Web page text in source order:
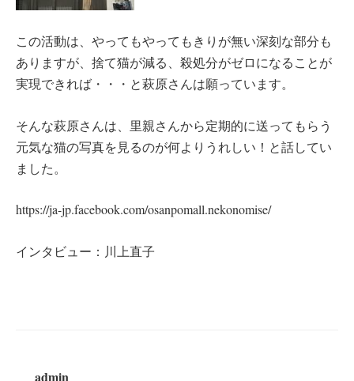
この活動は、やってもやってもきりが無い深刻な部分も
ありますが、捨て猫が減る、殺処分がゼロになることが
実現できれば・・・と萩原さんは願っています。
そんな萩原さんは、里親さんから定期的に送ってもらう
元気な猫の写真を見るのが何よりうれしい！と話してい
ました。
https://ja-jp.facebook.com/osanpomall.nekonomise/
インタビュー：川上直子
admin